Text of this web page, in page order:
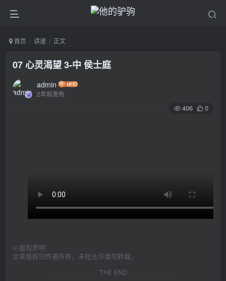
首页 讲道 正文
07 心灵渴望 3-中 侯士庭
admin
2年前发布
406 0
© 版权声明
文章版权归作者所有，未经允许请勿转载。
THE END